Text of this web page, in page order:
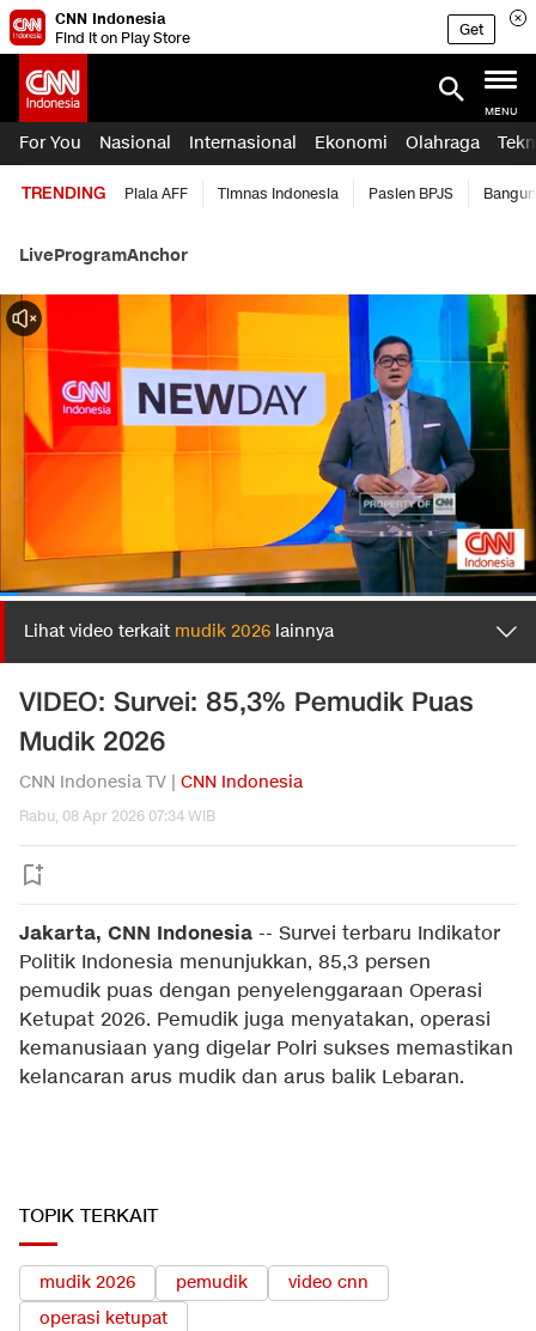
CNN Indonesia
Find it on Play Store
Get
MENU
For You Nasional Internasional Ekonomi Olahraga
TRENDING Piala AFF Timnas Indonesia Pasien BPJS
LiveProgramAnchor
Lihat video terkait mudik 2026 lainnya
VIDEO: Survei: 85,3% Pemudik Puas
Mudik 2026
CNN Indonesia TV | CNN Indonesia
Rabu, 08 Apr 2026 07:34 WIB
Jakarta, CNN Indonesia -- Survei terbaru Indikator
Politik Indonesia menunjukkan, 85,3 persen
pemudik puas dengan penyelenggaraan Operasi
Ketupat 2026. Pemudik juga menyatakan, operasi
kemanusiaan yang digelar Polri sukses memastikan
kelancaran arus mudik dan arus balik Lebaran.
TOPIK TERKAIT
mudik 2026 pemudik
video cnn
operasi ketupat